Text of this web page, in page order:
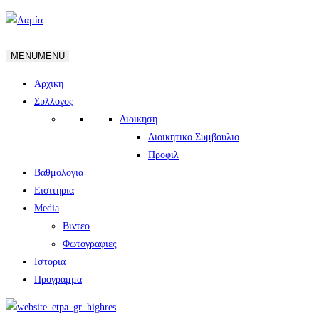
MENUMENU
Αρχικη
Συλλογος
Διοικηση
Διοικητικο Συμβουλιο
Προφιλ
Βαθμολογια
Εισιτηρια
Media
Βιντεο
Φωτογραφιες
Ιστορια
Πρoγραμμα